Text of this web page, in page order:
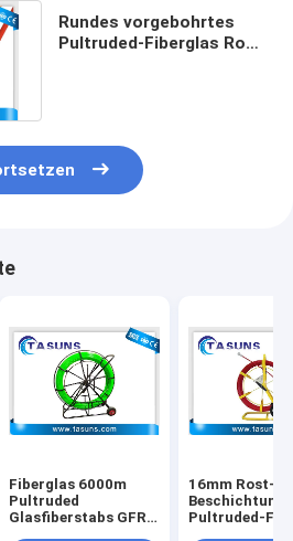
Rundes vorgebohrtes
Pultruded-Fiberglas Rod
Fiberglas 6000m
Pultruded
Glasfiberstabs GFRP
16mm Rost-
Beschichtung
Pultruded-